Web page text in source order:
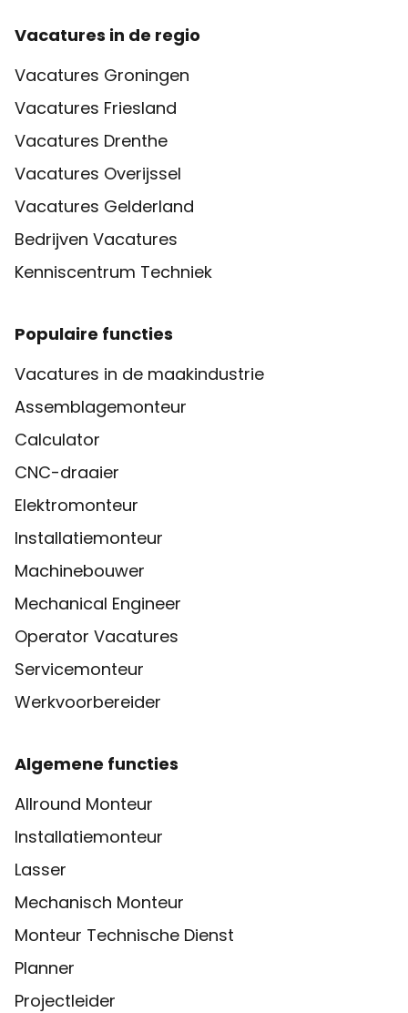
Vacatures in de regio
Vacatures Groningen
Vacatures Friesland
Vacatures Drenthe
Vacatures Overijssel
Vacatures Gelderland
Bedrijven Vacatures
Kenniscentrum Techniek
Populaire functies
Vacatures in de maakindustrie
Assemblagemonteur
Calculator
CNC-draaier
Elektromonteur
Installatiemonteur
Machinebouwer
Mechanical Engineer
Operator Vacatures
Servicemonteur
Werkvoorbereider
Algemene functies
Allround Monteur
Installatiemonteur
Lasser
Mechanisch Monteur
Monteur Technische Dienst
Planner
Projectleider